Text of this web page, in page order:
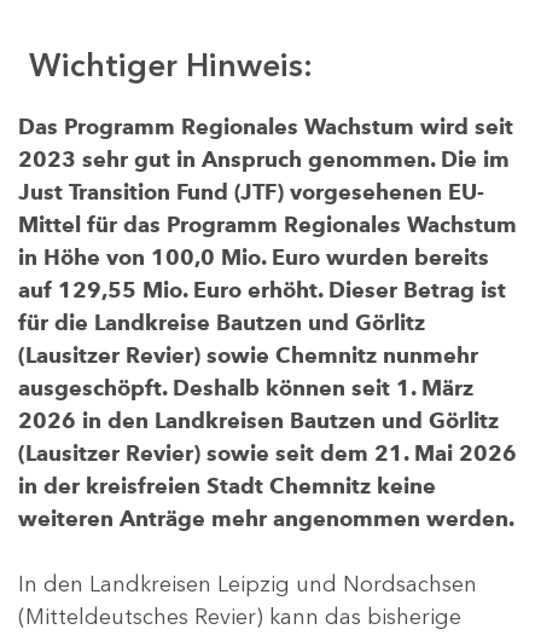
Wichtiger Hinweis:
Das Programm Regionales Wachstum wird seit
2023 sehr gut in Anspruch genommen. Die im
Just Transition Fund (JTF) vorgesehenen EU-
Mittel für das Programm Regionales Wachstum
in Höhe von 100,0 Mio. Euro wurden bereits
auf 129,55 Mio. Euro erhöht. Dieser Betrag ist
für die Landkreise Bautzen und Görlitz
(Lausitzer Revier) sowie Chemnitz nunmehr
ausgeschöpft. Deshalb können seit 1. März
2026 in den Landkreisen Bautzen und Görlitz
(Lausitzer Revier) sowie seit dem 21. Mai 2026
in der kreisfreien Stadt Chemnitz keine
weiteren Anträge mehr angenommen werden.
In den Landkreisen Leipzig und Nordsachsen
(Mitteldeutsches Revier) kann das bisherige